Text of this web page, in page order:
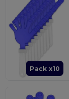
Pack x10